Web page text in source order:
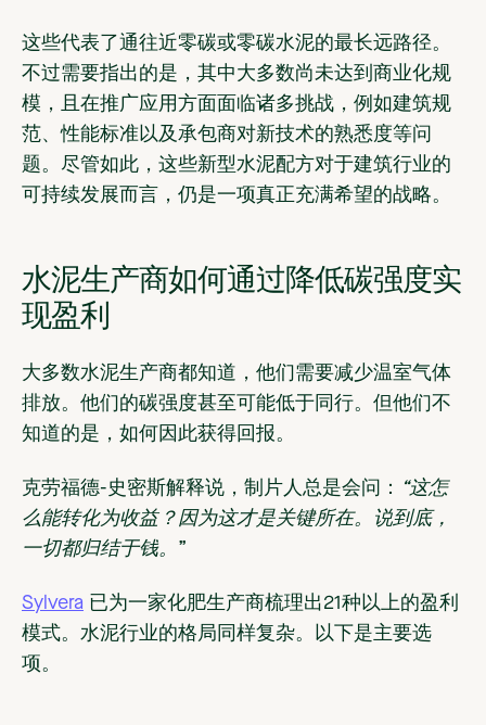
这些代表了通往近零碳或零碳水泥的最长远路径。
不过需要指出的是，其中大多数尚未达到商业化规
模，且在推广应用方面面临诸多挑战，例如建筑规
范、性能标准以及承包商对新技术的熟悉度等问
题。尽管如此，这些新型水泥配方对于建筑行业的
可持续发展而言，仍是一项真正充满希望的战略。
水泥生产商如何通过降低碳强度实
现盈利
大多数水泥生产商都知道，他们需要减少温室气体
排放。他们的碳强度甚至可能低于同行。但他们不
知道的是，如何因此获得回报。
克劳福德-史密斯解释说，制片人总是会问：
“这怎
么能转化为收益？因为这才是关键所在。说到底，
一切都归结于钱。 ”
Sylvera 已为一家化肥生产商梳理出21种以上的盈利
模式。水泥行业的格局同样复杂。以下是主要选
项。